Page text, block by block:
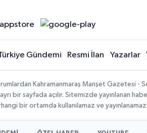
Gündemi Resmi İlan Yazarlar
Kahramanmaraş Manşet Gazetesi -
bir sayfada açılır. Sitemizde yayınlanan
bir ortamda kullanılamaz ve yayınlanamaz